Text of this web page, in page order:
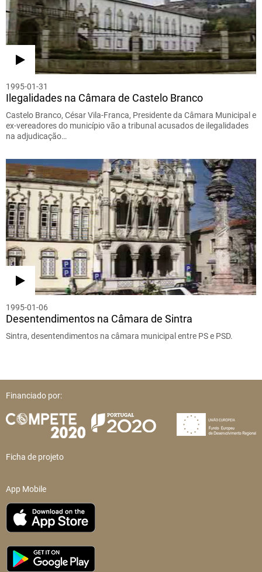
1995-01-31
Ilegalidades na Câmara de Castelo Branco
Castelo Branco, César Vila-Franca, Presidente da Câmara Municipal e
ex-vereadores do município vão a tribunal acusados de ilegalidades
na adjudicação…
1995-01-06
Desentendimentos na Câmara de Sintra
Sintra, desentendimentos na câmara municipal entre PS e PSD.
Financiado por:
Ficha de projeto
App Mobile